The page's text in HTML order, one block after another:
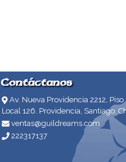
Contáctanos
Av. Nueva Providencia 2212, Piso
Local 126. Providencia, Santiago,
ventas@guildreams.com
222317137